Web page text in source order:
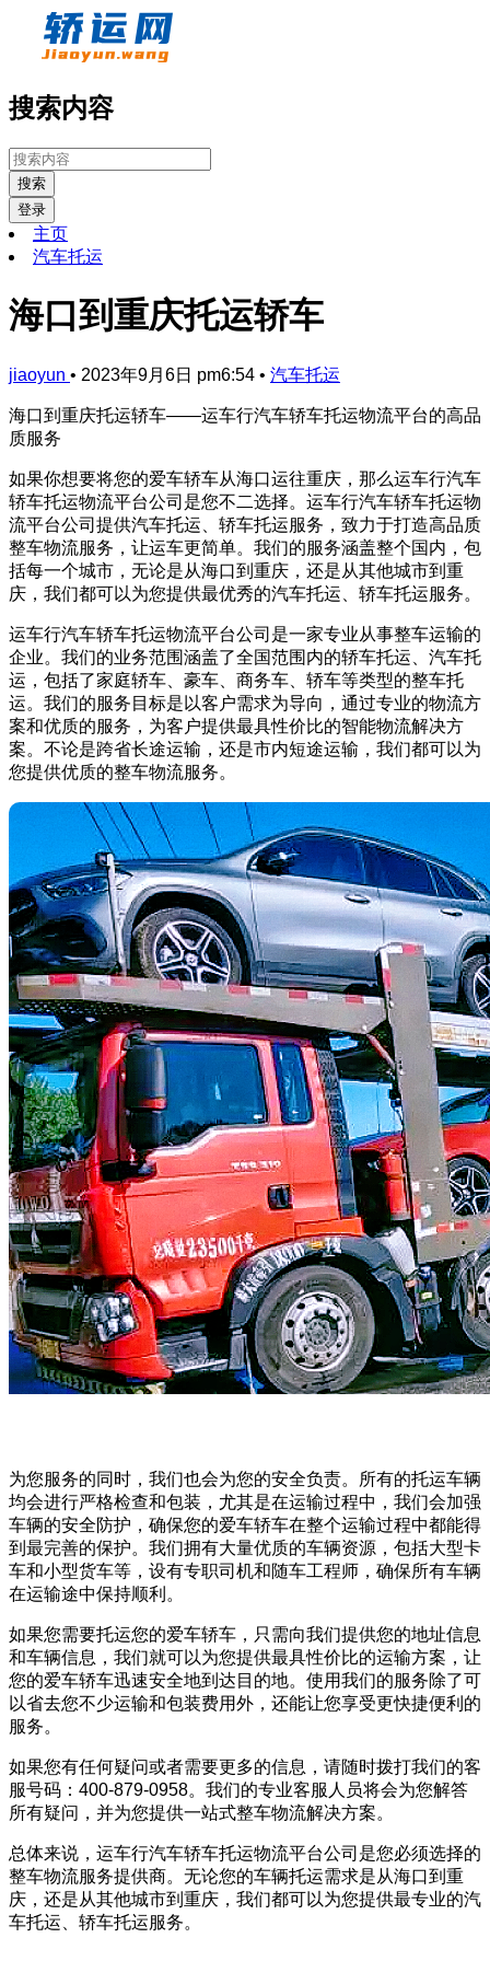
搜索内容
搜索
登录
主页
汽车托运
海口到重庆托运轿车
jiaoyun • 2023年9月6日 pm6:54 • 汽车托运
海口到重庆托运轿车——运车行汽车轿车托运物流平台的高品
质服务
如果你想要将您的爱车轿车从海口运往重庆，那么运车行汽车
轿车托运物流平台公司是您不二选择。运车行汽车轿车托运物
流平台公司提供汽车托运、轿车托运服务，致力于打造高品质
整车物流服务，让运车更简单。我们的服务涵盖整个国内，包
括每一个城市，无论是从海口到重庆，还是从其他城市到重
庆，我们都可以为您提供最优秀的汽车托运、轿车托运服务。
运车行汽车轿车托运物流平台公司是一家专业从事整车运输的
企业。我们的业务范围涵盖了全国范围内的轿车托运、汽车托
运，包括了家庭轿车、豪车、商务车、轿车等类型的整车托
运。我们的服务目标是以客户需求为导向，通过专业的物流方
案和优质的服务，为客户提供最具性价比的智能物流解决方
案。不论是跨省长途运输，还是市内短途运输，我们都可以为
您提供优质的整车物流服务。
为您服务的同时，我们也会为您的安全负责。所有的托运车辆
均会进行严格检查和包装，尤其是在运输过程中，我们会加强
车辆的安全防护，确保您的爱车轿车在整个运输过程中都能得
到最完善的保护。我们拥有大量优质的车辆资源，包括大型卡
车和小型货车等，设有专职司机和随车工程师，确保所有车辆
在运输途中保持顺利。
如果您需要托运您的爱车轿车，只需向我们提供您的地址信息
和车辆信息，我们就可以为您提供最具性价比的运输方案，让
您的爱车轿车迅速安全地到达目的地。使用我们的服务除了可
以省去您不少运输和包装费用外，还能让您享受更快捷便利的
服务。
如果您有任何疑问或者需要更多的信息，请随时拨打我们的客
服号码：400-879-0958。我们的专业客服人员将会为您解答
所有疑问，并为您提供一站式整车物流解决方案。
总体来说，运车行汽车轿车托运物流平台公司是您必须选择的
整车物流服务提供商。无论您的车辆托运需求是从海口到重
庆，还是从其他城市到重庆，我们都可以为您提供最专业的汽
车托运、轿车托运服务。